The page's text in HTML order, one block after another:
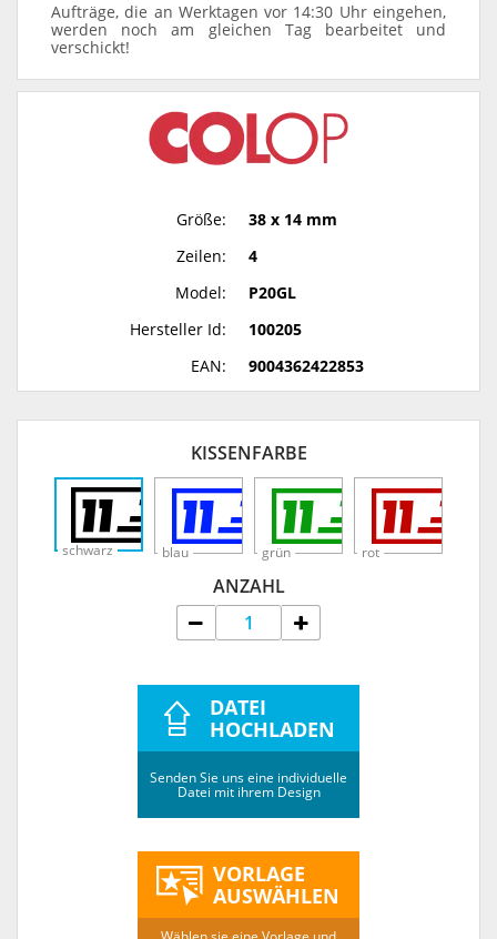
Aufträge, die an Werktagen vor 14:30 Uhr eingehen,
werden noch am gleichen Tag bearbeitet und
verschickt!
Größe:
38 x 14 mm
Zeilen:
4
Model:
P20GL
Hersteller Id:
100205
EAN:
9004362422853
KISSENFARBE
schwarz blau grün rot
ANZAHL
DATEI
HOCHLADEN
Senden Sie uns eine individuelle
Datei mit ihrem Design
VORLAGE
AUSWÄHLEN